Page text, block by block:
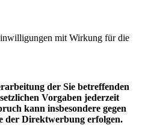
mit Wirkung für die
der Sie betreffenden
Vorgaben jederzeit
kann insbesondere gegen
der Direktwerbung erfolgen.